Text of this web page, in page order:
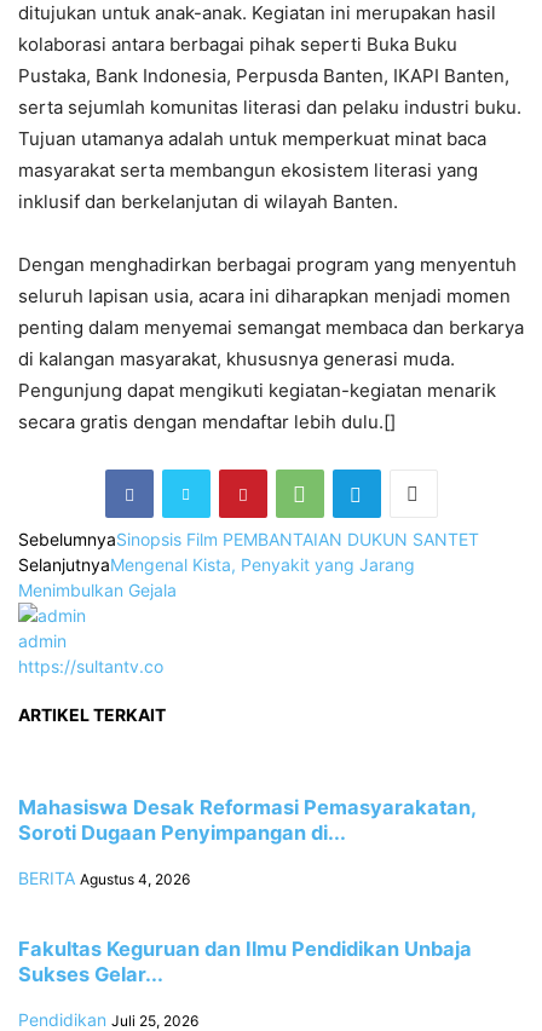
ditujukan untuk anak-anak. Kegiatan ini merupakan hasil
kolaborasi antara berbagai pihak seperti Buka Buku
Pustaka, Bank Indonesia, Perpusda Banten, IKAPI Banten,
serta sejumlah komunitas literasi dan pelaku industri buku.
Tujuan utamanya adalah untuk memperkuat minat baca
masyarakat serta membangun ekosistem literasi yang
inklusif dan berkelanjutan di wilayah Banten.
Dengan menghadirkan berbagai program yang menyentuh
seluruh lapisan usia, acara ini diharapkan menjadi momen
penting dalam menyemai semangat membaca dan berkarya
di kalangan masyarakat, khususnya generasi muda.
Pengunjung dapat mengikuti kegiatan-kegiatan menarik
secara gratis dengan mendaftar lebih dulu.[]
SebelumnyaSinopsis Film PEMBANTAIAN DUKUN SANTET
SelanjutnyaMengenal Kista, Penyakit yang Jarang
Menimbulkan Gejala
admin
https://sultantv.co
ARTIKEL TERKAIT
Mahasiswa Desak Reformasi Pemasyarakatan,
Soroti Dugaan Penyimpangan di...
BERITA Agustus 4, 2026
Fakultas Keguruan dan Ilmu Pendidikan Unbaja
Sukses Gelar...
Pendidikan Juli 25, 2026